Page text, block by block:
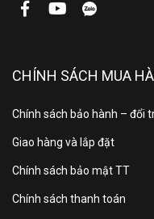
CHÍNH SÁCH MUA
Chính sách bảo hành – đổi
Giao hàng và lắp đặt
Chính sách bảo mật TT
Chính sách thanh toán